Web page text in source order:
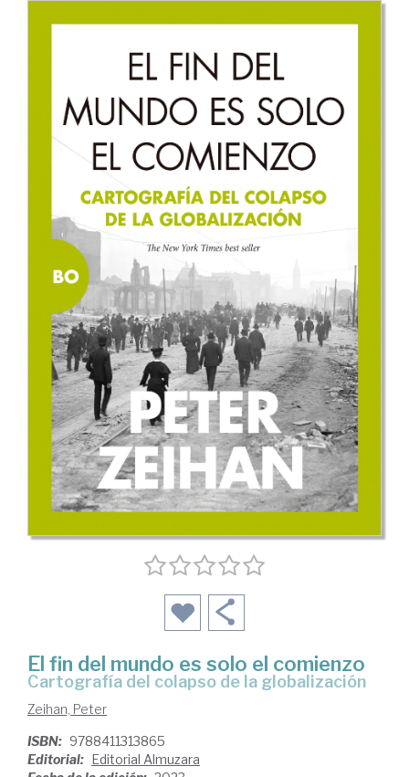
El fin del mundo es solo el comienzo
cartografía del colapso de la globalización
Zeihan, Peter
ISBN: 9788411313865
Editorial: Editorial Almuzara